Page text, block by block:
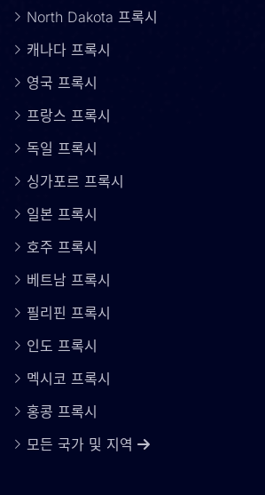
North Dakota 프록시
캐나다 프록시
영국 프록시
프랑스 프록시
독일 프록시
싱가포르 프록시
일본 프록시
호주 프록시
베트남 프록시
필리핀 프록시
인도 프록시
멕시코 프록시
홍콩 프록시
모든 국가 및 지역